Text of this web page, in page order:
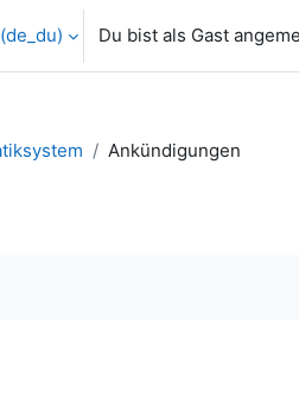
Du bist als Gast
Ankündigungen